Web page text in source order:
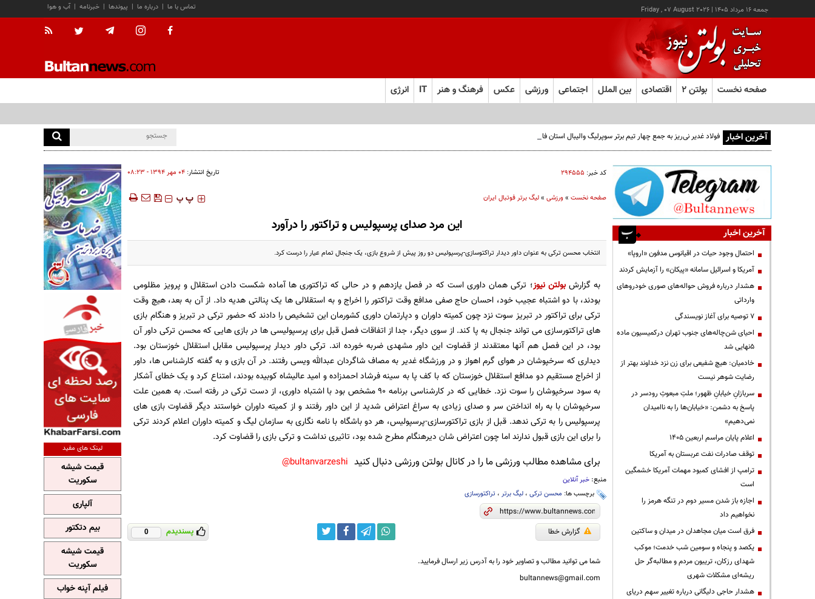
جمعه ۱۶ مرداد ۱۴۰۵ |
Friday , 07 August 2026 آب و هوا | خبرنامه | پیوندها | درباره ما | تماس با ما
صفحه نخست بولتن ۲ اقتصادی بین الملل اجتماعی ورزشی عکس فرهنگ و هنر IT انرژی
آخرین اخبار فولاد غدیر نی‌ریز به جمع چهار تیم برتر سوپرلیگ والیبال استان فارس صعود کرد
کد خبر: ۲۹۴۵۵۵ تاریخ انتشار: ۰۴ مهر ۱۳۹۴ - ۰۸:۲۳
صفحه نخست»ورزشی»لیگ برتر فوتبال ایران ‍‍‍ پ پ
این مرد صدای پرسپولیس و تراکتور را درآورد
انتخاب محسن ترکی به عنوان داور دیدار تراکتوسازی-پرسپولیس دو روز پیش از شروع بازی، یک جنجال تمام عیار را درست کرد.
به گزارشبولتن نیوز؛ ترکی همان داوری است که در فصل یازدهم و در حالی که تراکتوری ها آماده شکست دادن استقلال و پرویز مظلومی
بودند، با دو اشتباه عجیب خود، احسان حاج صفی مدافع وقت تراکتور را اخراج و به استقلالی ها یک پنالتی هدیه داد. از آن به بعد، هیچ وقت
ترکی برای تراکتور در تبریز سوت نزد چون کمیته داوران و دپارتمان داوری کشورمان این تشخیص را دادند که حضور ترکی در تبریز و هنگام بازی
های تراکتورسازی می تواند جنجال به پا کند. از سوی دیگر، جدا از اتفاقات فصل قبل برای پرسپولیسی ها در بازی هایی که محسن ترکی داور آن
بود، در این فصل هم آنها معتقدند از قضاوت این داور مشهدی ضربه خورده اند. ترکی داور دیدار پرسپولیس مقابل استقلال خوزستان بود.
دیداری که سرخپوشان در هوای گرم اهواز و در ورزشگاه غدیر به مصاف شاگردان عبدالله ویسی رفتند. در آن بازی و به گفته کارشناس ها، داور
از اخراج مستقیم دو مدافع استقلال خوزستان که با کف پا به سینه فرشاد احمدزاده و امید عالیشاه کوبیده بودند، امتناع کرد و یک خطای آشکار
به سود سرخپوشان را سوت نزد. خطایی که در کارشناسی برنامه 90 مشخص بود با اشتباه داوری، از دست ترکی در رفته است. به همین علت
سرخپوشان با به راه انداختن سر و صدای زیادی به سراغ اعتراض شدید از این داور رفتند و از کمیته داوران خواستند دیگر قضاوت بازی های
پرسپولیس را به ترکی ندهد. قبل از بازی تراکتورسازی-پرسپولیس، هر دو باشگاه با نامه نگاری به سازمان لیگ و کمیته داوران اعلام کردند ترکی
را برای این بازی قبول ندارند اما چون اعتراض شان دیرهنگام مطرح شده بود، تاثیری نداشت و ترکی بازی را قضاوت کرد.
برای مشاهده مطالب ورزشی ما را در کانال بولتن ورزشی دنبال کنید bultanvarzeshi@
منبع: خبر آنلاین
برچسب ها: محسن ترکی، لیگ برتر، تراکتورسازی
گزارش خطا پسندیدم 0
شما می توانید مطالب و تصاویر خود را به آدرس زیر ارسال فرمایید.
bultannews@gmail.com
آخرین اخبار
احتمال وجود حیات در اقیانوس مدفون «اروپا»
آمریکا و اسرائیل سامانه «پیکان» را آزمایش کردند
هشدار درباره فروش حواله‌های صوری خودروهای
وارداتی
۷ توصیه برای آغاز نویسندگی
احیای شن‌چاله‌های جنوب تهران درکمیسیون ماده
۵نهایی شد
خادمیان: هیچ شفیعی برای زن نزد خداوند بهتر از
رضایت شوهر نیست
سربازانِ خیابانِ ظهور؛ ملتِ مبعوثِ رودسر در
پاسخ به دشمن: «خیابان‌ها را به ناامیدان
نمی‌دهیم»
اعلام پایان مراسم اربعین ۱۴۰۵
توقف صادرات نفت عربستان به آمریکا
ترامپ از افشای کمبود مهمات آمریکا خشمگین
است
اجازه باز شدن مسیر دوم در تنگه هرمز را
نخواهیم داد
فرق است میان مجاهدان در میدان و ساکتین
یکصد و پنجاه و سومین شب خدمت؛ موکب
شهدای رزکان، تریبون مردم و مطالبه‌گر حل
ریشه‌ای مشکلات شهری
هشدار حاجی دلیگانی درباره تغییر سهم دریای
لینک های مفید
قیمت شیشه
سکوریت
آلپاری
بیم دتکتور
قیمت شیشه
سکوریت
فیلم آپنه خواب